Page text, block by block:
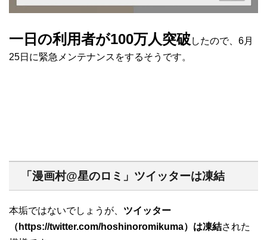
一日の利用者が100万人突破したので、6月
25日に緊急メンテナンスをするそうです。
「漫画村@星のロミ」ツイッターは凍結
本垢ではないでしょうが、 ツイッター
（https://twitter.com/hoshinoromikuma）は凍結された